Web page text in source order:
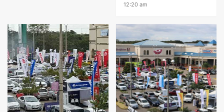
12:20 am